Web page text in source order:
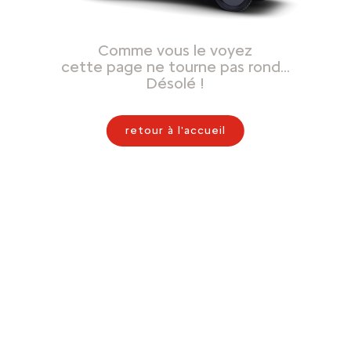
Comme vous le voyez
cette page ne tourne pas rond…
Désolé !
retour à l'accueil